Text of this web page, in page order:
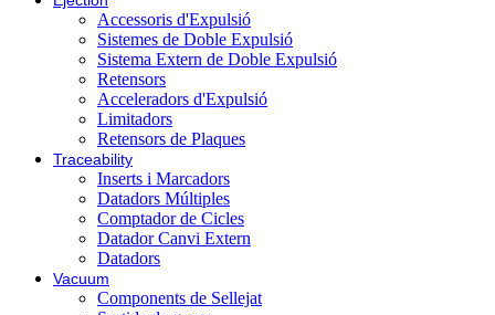
Accessoris d'Expulsió
Sistemes de Doble Expulsió
Sistema Extern de Doble Expulsió
Retensors
Acceleradors d'Expulsió
Limitadors
Retensors de Plaques
Traceability
Inserts i Marcadors
Datadors Múltiples
Comptador de Cicles
Datador Canvi Extern
Datadors
Vacuum
Components de Sellejat